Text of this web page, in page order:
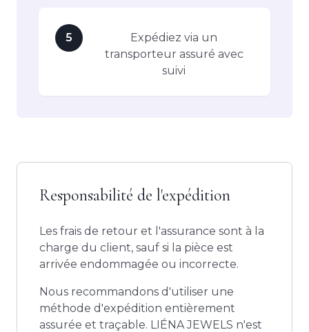
5
Expédiez via un
transporteur assuré avec
suivi
Responsabilité de l'expédition
Les frais de retour et l'assurance sont à la
charge du client, sauf si la pièce est
arrivée endommagée ou incorrecte.
Nous recommandons d'utiliser une
méthode d'expédition entièrement
assurée et traçable. LIÉNA JEWELS n'est